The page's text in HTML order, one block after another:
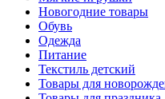
Новогодние товары
Обувь
Одежда
Питание
Текстиль детский
Товары для